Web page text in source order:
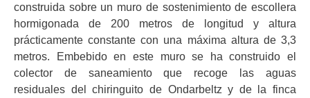
construida sobre un muro de sostenimiento de escollera
hormigonada de 200 metros de longitud y altura
prácticamente constante con una máxima altura de 3,3
metros. Embebido en este muro se ha construido el
colector de saneamiento que recoge las aguas
residuales del chiringuito de Ondarbeltz y de la finca